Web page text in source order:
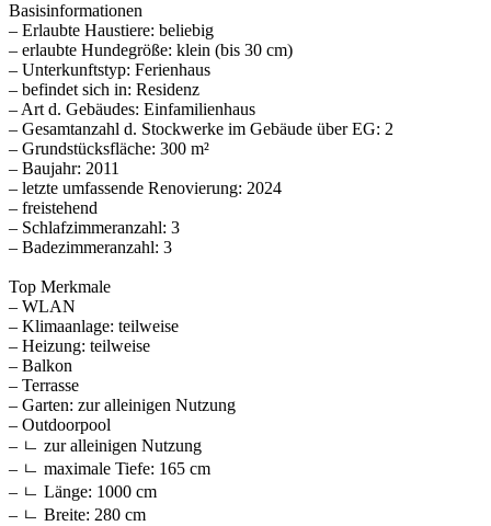
Basisinformationen
– Erlaubte Haustiere: beliebig
– erlaubte Hundegröße: klein (bis 30 cm)
– Unterkunftstyp: Ferienhaus
– befindet sich in: Residenz
– Art d. Gebäudes: Einfamilienhaus
– Gesamtanzahl d. Stockwerke im Gebäude über EG: 2
– Grundstücksfläche: 300 m²
– Baujahr: 2011
– letzte umfassende Renovierung: 2024
– freistehend
– Schlafzimmeranzahl: 3
– Badezimmeranzahl: 3
Top Merkmale
– WLAN
– Klimaanlage: teilweise
– Heizung: teilweise
– Balkon
– Terrasse
– Garten: zur alleinigen Nutzung
– Outdoorpool
– ㄴ zur alleinigen Nutzung
– ㄴ maximale Tiefe: 165 cm
– ㄴ Länge: 1000 cm
– ㄴ Breite: 280 cm